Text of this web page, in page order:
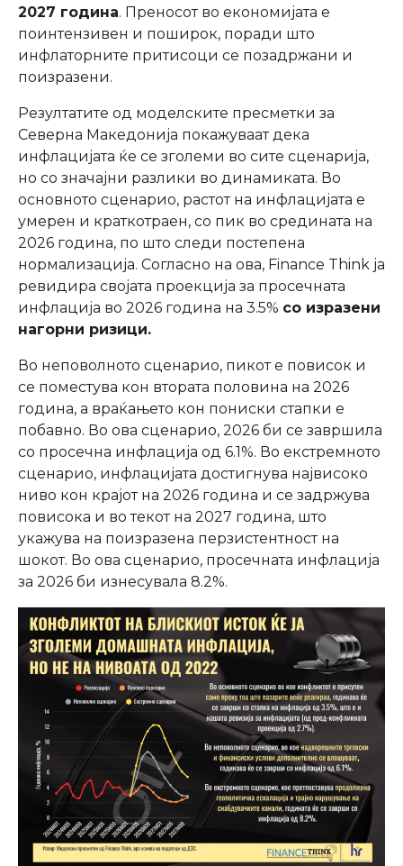
2027 година. Преносот во економијата е
поинтензивен и поширок, поради што
инфлаторните притисоци се позадржани и
поизразени.
Резултатите од моделските пресметки за
Северна Македонија покажуваат дека
инфлацијата ќе се зголеми во сите сценарија,
но со значајни разлики во динамиката. Во
основното сценарио, растот на инфлацијата е
умерен и краткотраен, со пик во средината на
2026 година, по што следи постепена
нормализација. Согласно на ова, Finance Think ја
ревидира својата проекција за просечната
инфлација во 2026 година на 3.5% со изразени
нагорни ризици.
Во неповолното сценарио, пикот е повисок и
се поместува кон втората половина на 2026
година, а враќањето кон пониски стапки е
побавно. Во ова сценарио, 2026 би се завршила
со просечна инфлација од 6.1%. Во екстремното
сценарио, инфлацијата достигнува највисоко
ниво кон крајот на 2026 година и се задржува
повисока и во текот на 2027 година, што
укажува на поизразена перзистентност на
шокот. Во ова сценарио, просечната инфлација
за 2026 би изнесувала 8.2%.